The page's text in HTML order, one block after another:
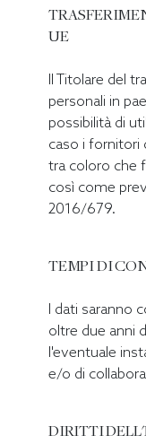
UE
Il Titolare del
personali in
possibilità di
caso i fornitori
tra coloro che
così come
2016/679.
TEMPI DI
I dati saranno
oltre due anni
l'eventuale
e/o di
DIRITTI